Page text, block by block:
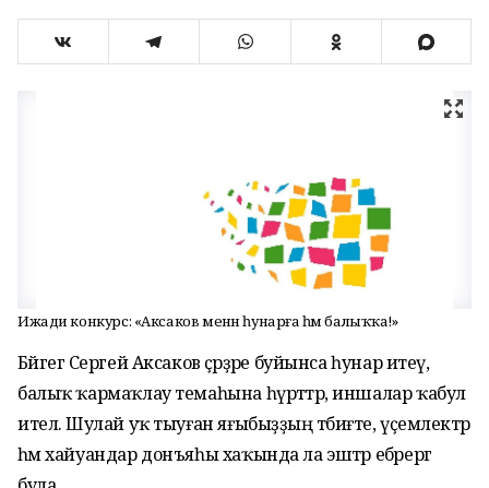
Ижади конкурс: «Аксаков менән һунарға һәм балыҡҡа!»
Бәйгегә Сергей Аксаков әҫәрҙәре буйынса һунар итеү,
балыҡ ҡармаҡлау темаһына һүрәттәр, иншалар ҡабул
ителә. Шулай уҡ тыуған яғыбыҙҙың тәбиғәте, үҫемлектәр
һәм хайуандар донъяһы хаҡында ла эштәр ебәрергә